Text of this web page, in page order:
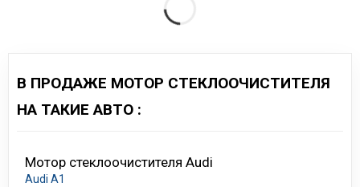
В ПРОДАЖЕ МОТОР СТЕКЛООЧИСТИТЕЛЯ
НА ТАКИЕ АВТО :
Мотор стеклоочистителя Audi
Audi A1